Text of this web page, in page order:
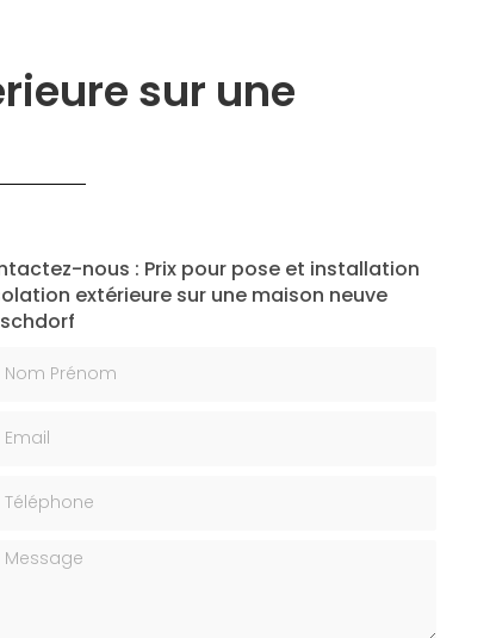
sur une
nous : Prix pour pose et installation
extérieure sur une maison neuve